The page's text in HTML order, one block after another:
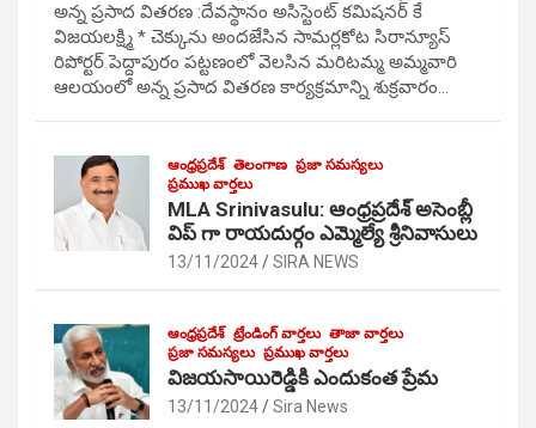
అన్న ప్రసాద వితరణ :దేవస్థానం అసిస్టెంట్ కమిషనర్ కే
విజయలక్ష్మి * చెక్కును అందజేసిన సామర్లకోట సిరాన్యూస్
రిపోర్టర్ పెద్దాపురం పట్టణంలో వెలసిన మరిటమ్మ అమ్మవారి
ఆలయంలో అన్న ప్రసాద వితరణ కార్యక్రమాన్ని శుక్రవారం…
ఆంధ్రప్రదేశ్ తెలంగాణ ప్రజా సమస్యలు
ప్రముఖ వార్తలు
MLA Srinivasulu: ఆంధ్రప్రదేశ్ అసెంబ్లీ
విప్ గా రాయదుర్గం ఎమ్మెల్యే శ్రీనివాసులు
13/11/2024 SIRA NEWS
ఆంధ్రప్రదేశ్ ట్రేండింగ్ వార్తలు తాజా వార్తలు
ప్రజా సమస్యలు ప్రముఖ వార్తలు
విజయసాయిరెడ్డికి ఎందుకంత ప్రేమ
13/11/2024 Sira News